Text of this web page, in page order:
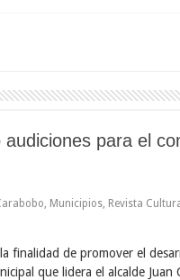
para el
Municipios Revista
finalidad de promover el
que lidera el alcalde Juan